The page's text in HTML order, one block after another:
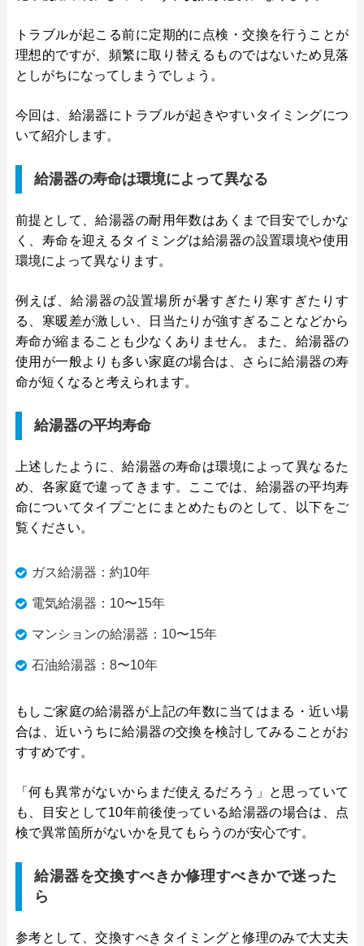
トラブルが起こる前に定期的に点検・交換を行うことが
理想的ですが、頻繁に取り替えるものではないため見落
としがちになってしまうでしょう。
今回は、給湯器にトラブルが起きやすいタイミングにつ
いて紹介します。
給湯器の寿命は環境によって異なる
前提として、給湯器の耐用年数はあくまで目安でしかな
く、寿命を迎えるタイミングは給湯器の設置環境や使用
環境によって異なります。
例えば、給湯器の設置場所が暑すぎたり寒すぎたりす
る、寒暖差が激しい、日当たりが強すぎることなどから
寿命が縮まることも少なくありません。また、給湯器の
使用が一般よりも多い家庭の場合は、さらに給湯器の寿
命が短くなると考えられます。
給湯器の平均寿命
上述したように、給湯器の寿命は環境によって異なるた
め、各家庭で違ってきます。ここでは、給湯器の平均寿
命についてタイプごとにまとめたものとして、以下をご
覧ください。
ガス給湯器：約10年
電気給湯器：10〜15年
マンションの給湯器：10〜15年
石油給湯器：8〜10年
もしご家庭の給湯器が上記の年数に当てはまる・近い場
合は、近いうちに給湯器の交換を検討してみることがお
すすめです。
「何も異常がないからまだ使えるだろう」と思っていて
も、目安として10年前後使っている給湯器の場合は、点
検で異常箇所がないかを見てもらうのが安心です。
給湯器を交換すべきか修理すべきかで迷った
ら
参考として、交換すべきタイミングと修理のみで大丈夫